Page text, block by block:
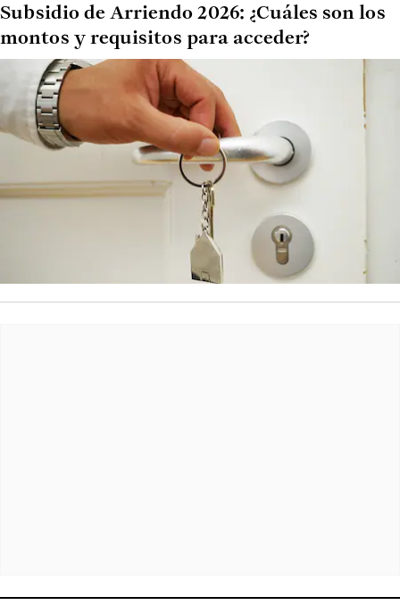
Subsidio de Arriendo 2026: ¿Cuáles son los
montos y requisitos para acceder?